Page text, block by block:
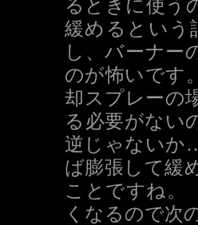
るときに使う
緩めるという
し、バーナー
のが怖いです
却スプレーの
る必要がない
逆じゃないか
ば膨張して緩
ことですね。
くなるので次